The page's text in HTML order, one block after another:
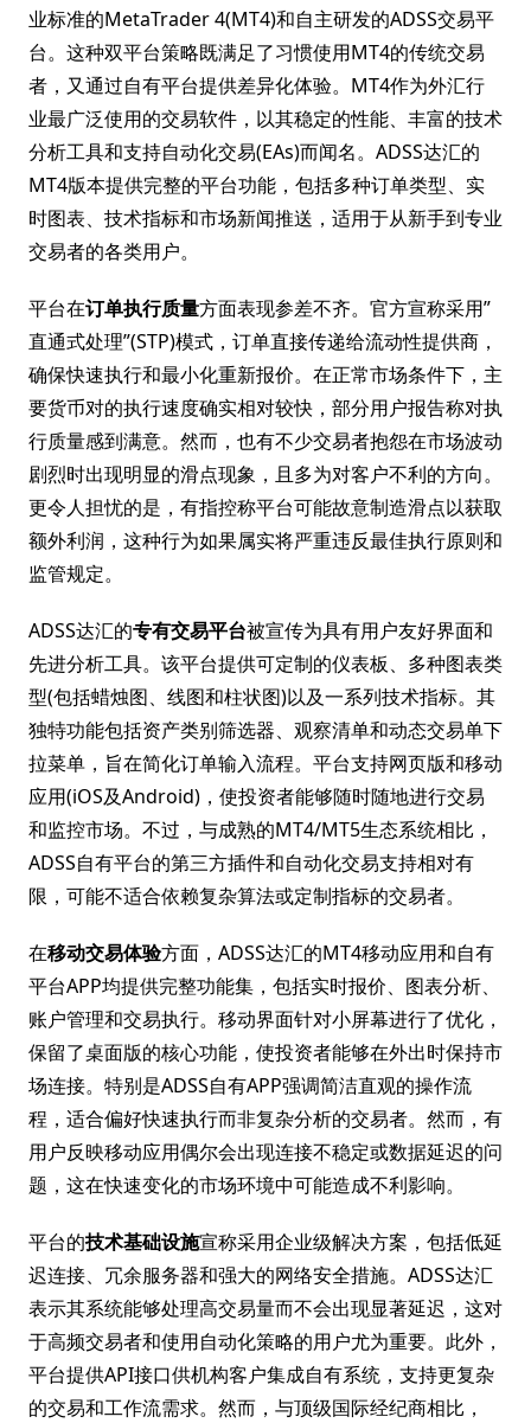
业标准的MetaTrader 4(MT4)和自主研发的ADSS交易平
台。这种双平台策略既满足了习惯使用MT4的传统交易
者，又通过自有平台提供差异化体验。MT4作为外汇行
业最广泛使用的交易软件，以其稳定的性能、丰富的技术
分析工具和支持自动化交易(EAs)而闻名。ADSS达汇的
MT4版本提供完整的平台功能，包括多种订单类型、实
时图表、技术指标和市场新闻推送，适用于从新手到专业
交易者的各类用户。
平台在订单执行质量方面表现参差不齐。官方宣称采用”
直通式处理”(STP)模式，订单直接传递给流动性提供商，
确保快速执行和最小化重新报价。在正常市场条件下，主
要货币对的执行速度确实相对较快，部分用户报告称对执
行质量感到满意。然而，也有不少交易者抱怨在市场波动
剧烈时出现明显的滑点现象，且多为对客户不利的方向。
更令人担忧的是，有指控称平台可能故意制造滑点以获取
额外利润，这种行为如果属实将严重违反最佳执行原则和
监管规定。
ADSS达汇的专有交易平台被宣传为具有用户友好界面和
先进分析工具。该平台提供可定制的仪表板、多种图表类
型(包括蜡烛图、线图和柱状图)以及一系列技术指标。其
独特功能包括资产类别筛选器、观察清单和动态交易单下
拉菜单，旨在简化订单输入流程。平台支持网页版和移动
应用(iOS及Android)，使投资者能够随时随地进行交易
和监控市场。不过，与成熟的MT4/MT5生态系统相比，
ADSS自有平台的第三方插件和自动化交易支持相对有
限，可能不适合依赖复杂算法或定制指标的交易者。
在移动交易体验方面，ADSS达汇的MT4移动应用和自有
平台APP均提供完整功能集，包括实时报价、图表分析、
账户管理和交易执行。移动界面针对小屏幕进行了优化，
保留了桌面版的核心功能，使投资者能够在外出时保持市
场连接。特别是ADSS自有APP强调简洁直观的操作流
程，适合偏好快速执行而非复杂分析的交易者。然而，有
用户反映移动应用偶尔会出现连接不稳定或数据延迟的问
题，这在快速变化的市场环境中可能造成不利影响。
平台的技术基础设施宣称采用企业级解决方案，包括低延
迟连接、冗余服务器和强大的网络安全措施。ADSS达汇
表示其系统能够处理高交易量而不会出现显著延迟，这对
于高频交易者和使用自动化策略的用户尤为重要。此外，
平台提供API接口供机构客户集成自有系统，支持更复杂
的交易和工作流需求。然而，与顶级国际经纪商相比，